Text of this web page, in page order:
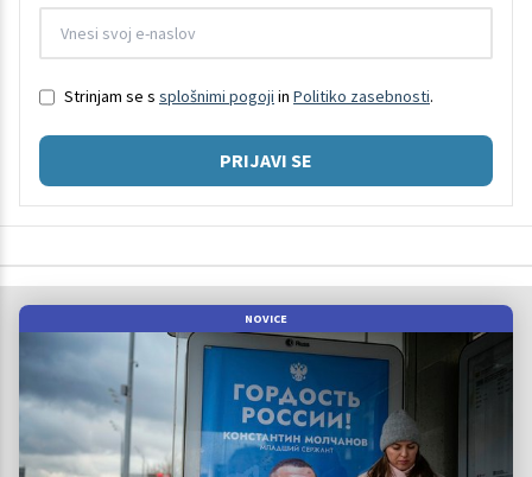
Strinjam se s splošnimi pogoji in Politiko zasebnosti.
PRIJAVI SE
NOVICE